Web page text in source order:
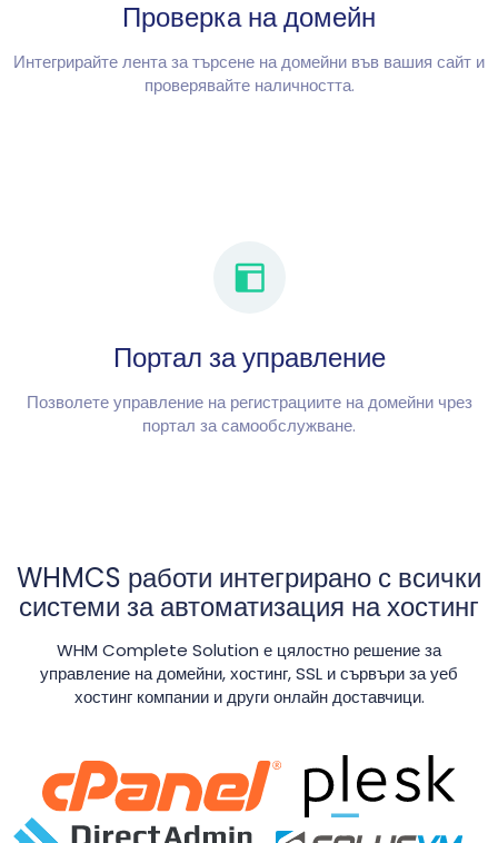
Проверка на домейн
Интегрирайте лента за търсене на домейни във вашия сайт и
проверявайте наличността.
Портал за управление
Позволете управление на регистрациите на домейни чрез
портал за самообслужване.
WHMCS работи интегрирано с всички
системи за автоматизация на хостинг
WHM Complete Solution е цялостно решение за
управление на домейни, хостинг, SSL и сървъри за уеб
хостинг компании и други онлайн доставчици.